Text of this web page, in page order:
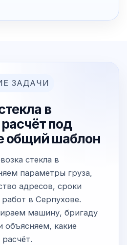
ЗАДАЧИ
в
под
общий шаблон
стекла в
параметры груза,
адресов, сроки
в Серпухове.
машину, бригаду
объясняем, какие